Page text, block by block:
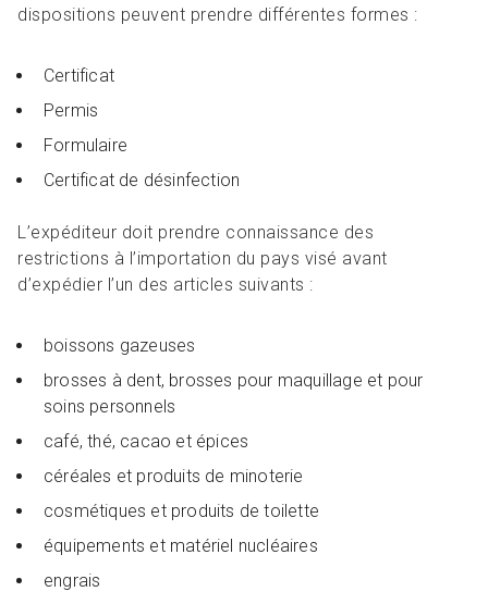
dispositions peuvent prendre différentes formes :
Certificat
Permis
Formulaire
Certificat de désinfection
L’expéditeur doit prendre connaissance des
restrictions à l’importation du pays visé avant
d’expédier l’un des articles suivants :
boissons gazeuses
brosses à dent, brosses pour maquillage et pour
soins personnels
café, thé, cacao et épices
céréales et produits de minoterie
cosmétiques et produits de toilette
équipements et matériel nucléaires
engrais